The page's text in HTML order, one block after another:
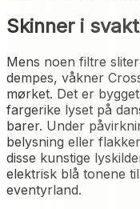
Skinner i
Mens noen filtre
dempes, våkner
mørket. Det er
fargerike lyset på
barer. Under
belysning eller
disse kunstige
elektrisk blå tonene
eventyrland.